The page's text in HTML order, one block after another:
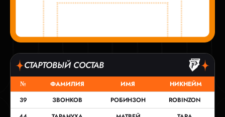
СТАРТОВЫЙ СОСТАВ
№ ФАМИЛИЯ ИМЯ
НИКНЕЙМ
39
ЗВОНКОВ РОБИНЗОН
ROBINZON